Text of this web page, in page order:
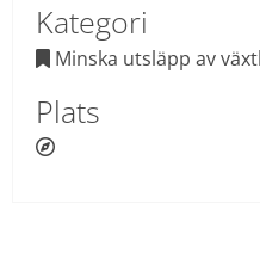
Kategori
Minska utsläpp av
Plats
